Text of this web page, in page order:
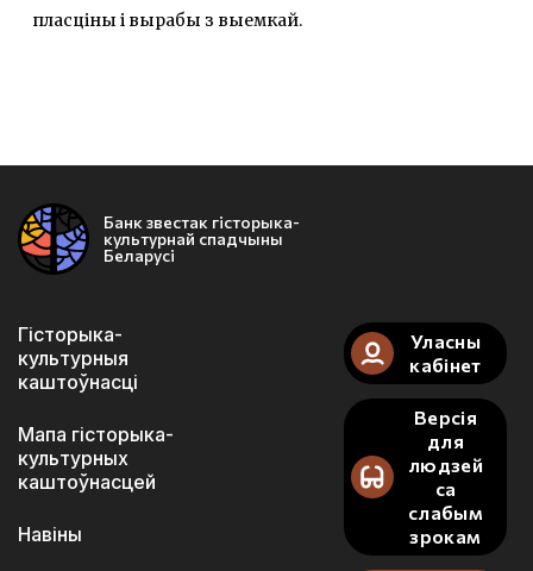
пласціны і вырабы з выемкай.
Банк звестак гісторыка-
культурнай спадчыны
Беларусі
Гісторыка-
культурныя
каштоўнасці
Мапа гісторыка-
культурных
каштоўнасцей
Навіны
Уласны
кабінет
Версія
для
людзей
са
слабым
зрокам